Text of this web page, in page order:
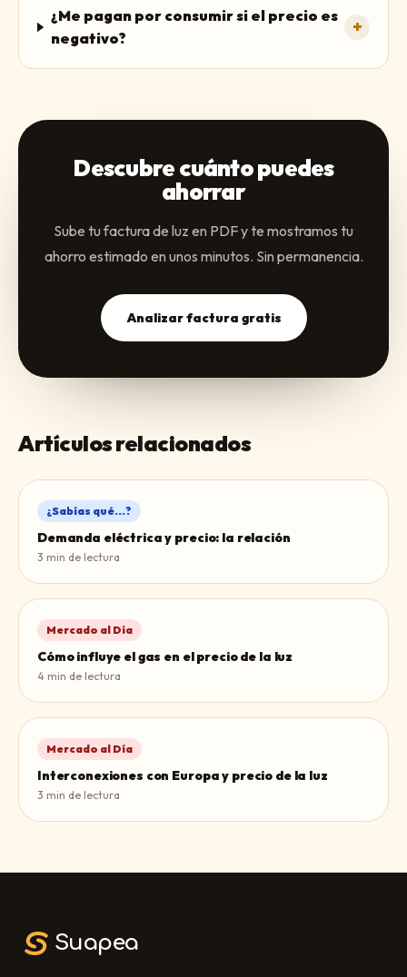
¿Me pagan por consumir si el precio es
negativo?
+
Descubre cuánto puedes
ahorrar
Sube tu factura de luz en PDF y te mostramos tu
ahorro estimado en unos minutos. Sin permanencia.
Analizar factura gratis
Artículos relacionados
¿Sabías qué...?
Demanda eléctrica y precio: la relación
3 min de lectura
Mercado al Día
Cómo influye el gas en el precio de la luz
4 min de lectura
Mercado al Día
Interconexiones con Europa y precio de la luz
3 min de lectura
Suapea